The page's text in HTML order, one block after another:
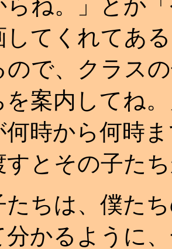
らね。」とか
してくれてあ
ので、クラス
を案内してね
何時から何時
すとその子た
ちは、僕た
分かるように